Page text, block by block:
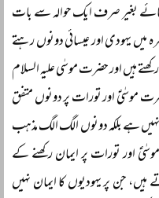
بغیر صرف ایک حوالہ سے بات
یہودی اور عیسائی دونوں رہتے
ہیں اور حضرت موسٰی علیہ السلام
موسٰیؑ اور تورات پر دونوں متفق
ہے بلکہ دونوں الگ الگ مذہب
اور تورات پر ایمان رکھنے کے
ہیں، جن پر یہودیوں کا ایمان نہیں